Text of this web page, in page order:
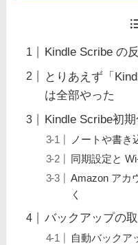
Kindle Scribe の
とりあえず「
は全部やった
Kindle Scribe初
ノートや書き
同期設定と
Amazon アカ
く
バックアップの
自動バックア